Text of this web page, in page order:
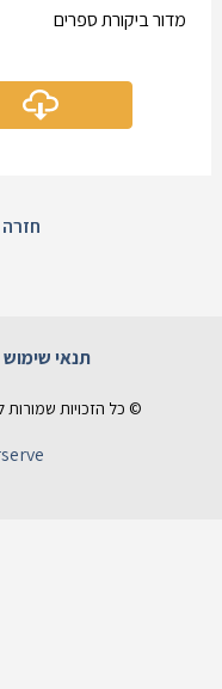
מדור ביקורת ספרים
תנאי שימוש
© כל הזכויות